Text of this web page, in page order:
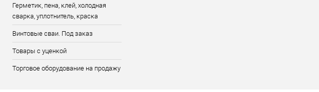
Герметик, пена, клей, холодная
сварка, уплотнитель, краска
Винтовые сваи. Под заказ
Товары с уценкой
Торговое оборудование на продажу